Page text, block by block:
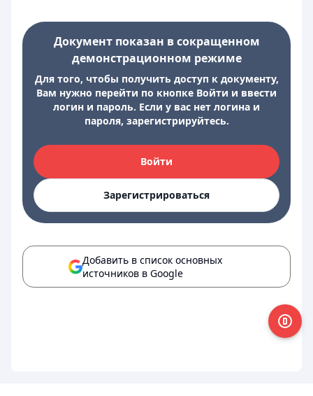
Документ показан в сокращенном
демонстрационном режиме
Для того, чтобы получить доступ к документу,
Вам нужно перейти по кнопке Войти и ввести
логин и пароль. Если у вас нет логина и
пароля, зарегистрируйтесь.
Войти
Зарегистрироваться
Добавить в список основных
источников в Google